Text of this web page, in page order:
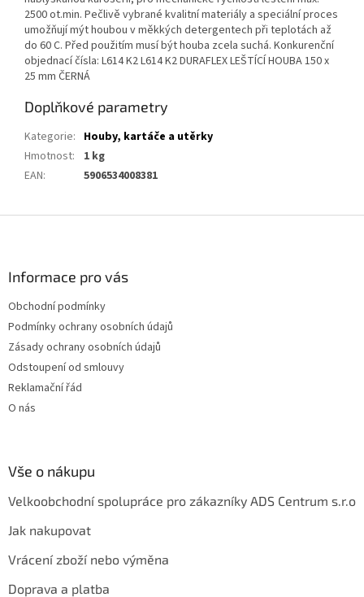
2500 ot.min. Pečlivě vybrané kvalitní materiály a speciální proces
umožňují mýt houbou v měkkých detergentech při teplotách až
do 60 C. Před použitím musí být houba zcela suchá. Konkurenční
objednací čísla: L614 K2 L614 K2 DURAFLEX LEŠTÍCÍ HOUBA 150 x
25 mm ČERNÁ
Doplňkové parametry
Kategorie: Houby, kartáče a utěrky
Hmotnost:
1 kg
EAN: 5906534008381
Informace pro vás
Obchodní podmínky
Podmínky ochrany osobních údajů
Zásady ochrany osobních údajů
Odstoupení od smlouvy
Reklamační řád
O nás
Vše o nákupu
Velkoobchodní spolupráce pro zákazníky ADS Centrum s.r.o
Jak nakupovat
Vrácení zboží nebo výměna
Doprava a platba